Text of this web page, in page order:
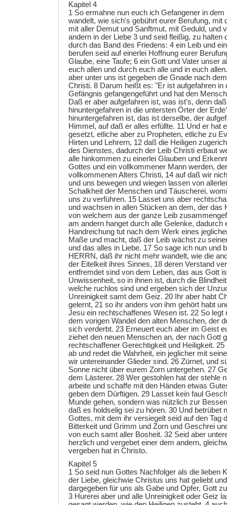
Kapitel 4
1 So ermahne nun euch ich Gefangener in
wandelt, wie sich's gebührt eurer Berufung, mit
mit aller Demut und Sanftmut, mit Geduld, und
andern in der Liebe 3 und seid fleißig, zu halten
durch das Band des Friedens: 4 ein Leib und
berufen seid auf einerlei Hoffnung eurer
Glaube, eine Taufe; 6 ein Gott und Vater unser
euch allen und durch euch alle und in euch
aber unter uns ist gegeben die Gnade nach
Christi. 8 Darum heißt es: "Er ist aufgefahren in
Gefängnis gefangengeführt und hat den
Daß er aber aufgefahren ist, was ist's, denn
hinuntergefahren in die untersten Örter der
hinuntergefahren ist, das ist derselbe, der
Himmel, auf daß er alles erfüllte. 11 Und er hat
gesetzt, etliche aber zu Propheten, etliche zu
Hirten und Lehrern, 12 daß die Heiligen
des Dienstes, dadurch der Leib Christi erbaut
alle hinkommen zu einerlei Glauben und
Gottes und ein vollkommener Mann werden,
vollkommenen Alters Christi, 14 auf daß wir
und uns bewegen und wiegen lassen von
Schalkheit der Menschen und Täuscherei,
uns zu verführen. 15 Lasset uns aber
und wachsen in allen Stücken an dem, der das
von welchem aus der ganze Leib
am andern hanget durch alle Gelenke, dadurch
Handreichung tut nach dem Werk eines
Maße und macht, daß der Leib wächst zu
und das alles in Liebe. 17 So sage ich nun und
HERRN, daß ihr nicht mehr wandelt, wie die
der Eitelkeit ihres Sinnes, 18 deren Verstand
entfremdet sind von dem Leben, das aus Gott
Unwissenheit, so in ihnen ist, durch die
welche ruchlos sind und ergeben sich der
Unreinigkeit samt dem Geiz. 20 Ihr aber habt
gelernt, 21 so ihr anders von ihm gehört habt
Jesu ein rechtschaffenes Wesen ist. 22 So legt
dem vorigen Wandel den alten Menschen, der
sich verderbt. 23 Erneuert euch aber im Geist
ziehet den neuen Menschen an, der nach Gott
rechtschaffener Gerechtigkeit und Heiligkeit.
ab und redet die Wahrheit, ein jeglicher mit
wir untereinander Glieder sind. 26 Zürnet, und
Sonne nicht über eurem Zorn untergehen. 27
dem Lästerer. 28 Wer gestohlen hat der stehle
arbeite und schaffe mit den Händen etwas
geben dem Dürftigen. 29 Lasset kein faul
Munde gehen, sondern was nützlich zur
daß es holdselig sei zu hören. 30 Und betrübet
Gottes, mit dem ihr versiegelt seid auf den Tag
Bitterkeit und Grimm und Zorn und Geschrei
von euch samt aller Bosheit. 32 Seid aber
herzlich und vergebet einer dem andern,
vergeben hat in Christo.
Kapitel 5
1 So seid nun Gottes Nachfolger als die lieben
der Liebe, gleichwie Christus uns hat geliebt
dargegeben für uns als Gabe und Opfer, Gott
3 Hurerei aber und alle Unreinigkeit oder Geiz